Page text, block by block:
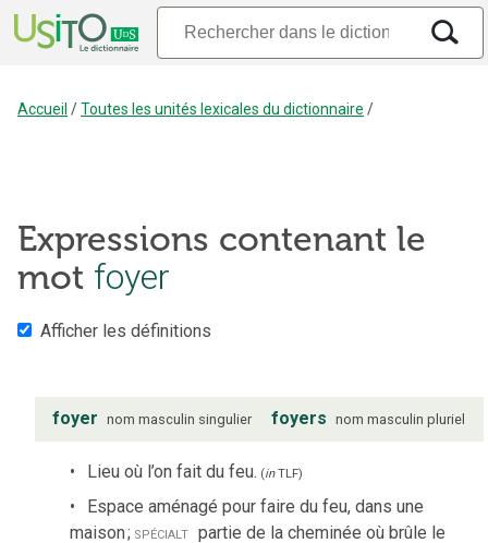
Accueil /Toutes les unités lexicales du dictionnaire /
Expressions contenant le
mot foyer
Afficher les définitions
foyer nom masculin singulier foyers nom masculin pluriel
Lieu où l’on fait du feu. (inTLF)
Espace aménagé pour faire du feu, dans une
maison; spécialt partie de la cheminée où brûle le